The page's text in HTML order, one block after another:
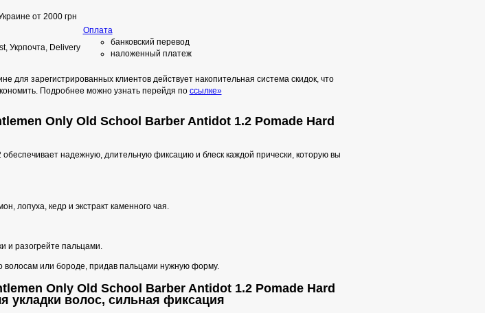
от 2000 грн
Укрпочта, Delivery
Оплата
банковский перевод
наложенный платеж
для зарегистрированных клиентов действует накопительная система скидок, что
Подробнее можно узнать перейдя по ссылке»
Only Old School Barber Antidot 1.2 Pomade Hard
надежную, длительную фиксацию и блеск каждой прически, которую вы
лопуха, кедр и экстракт каменного чая.
и разогрейте пальцами.
волосам или бороде, придав пальцами нужную форму.
Only Old School Barber Antidot 1.2 Pomade Hard
укладки волос, сильная фиксация